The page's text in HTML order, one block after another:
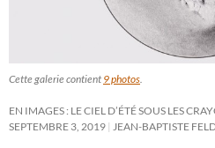
Cette galerie contient 9 photos.
EN IMAGES : LE CIEL D’ÉTÉ SOUS LES
SEPTEMBRE 3, 2019 JEAN-BAPTISTE